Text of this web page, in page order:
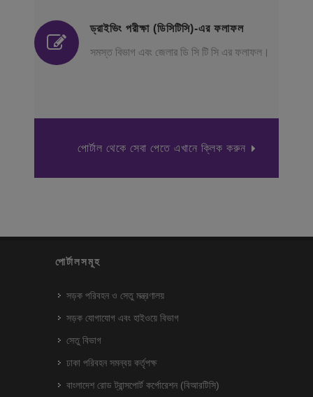
ড্রাইভিং পরীক্ষা (ডিসিটিসি)-এর ফলাফল
সমস্ত বিভাগ এবং জেলার ডি সি টি সি এর ফলাফল।
পোর্টাল থেকে সেবা পেতে এখানে ক্লিক করুন
পোর্টালসমূহ
সড়ক পরিবহন ও সেতু মন্ত্রণালয়
সড়ক যোগাযোগ এবং হাইওয়ে বিভাগ
সেতু বিভাগ
ঢাকা পরিবহন সমন্বয় কর্তৃপক্ষ
বাংলাদেশ রোড ট্রান্সপোর্ট কর্পোরেশন (বিআরটিসি)